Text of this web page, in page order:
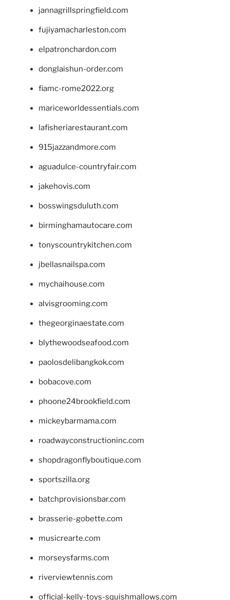
jannagrillspringfield.com
fujiyamacharleston.com
elpatronchardon.com
donglaishun-order.com
fiamc-rome2022.org
mariceworldessentials.com
lafisheriarestaurant.com
915jazzandmore.com
aguadulce-countryfair.com
jakehovis.com
bosswingsduluth.com
birminghamautocare.com
tonyscountrykitchen.com
jbellasnailspa.com
mychaihouse.com
alvisgrooming.com
thegeorginaestate.com
blythewoodseafood.com
paolosdelibangkok.com
bobacove.com
phoone24brookfield.com
mickeybarmama.com
roadwayconstructioninc.com
shopdragonflyboutique.com
sportszilla.org
batchprovisionsbar.com
brasserie-gobette.com
musicrearte.com
morseysfarms.com
riverviewtennis.com
official-kelly-toys-squishmallows.com